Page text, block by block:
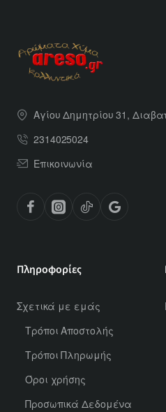
Αγίου Δημητρίου 31,
2314025024
Επικοινωνία
Πληροφορίες
Σχετικά με εμάς
Τρόποι Αποστολής
Τρόποι Πληρωμής
Όροι χρήσης
Προσωπικά Δεδομένα